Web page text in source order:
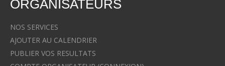
ORGANISATEURS
NOS SERVICES
AJOUTER AU CALENDRIER
PUBLIER VOS RESULTATS